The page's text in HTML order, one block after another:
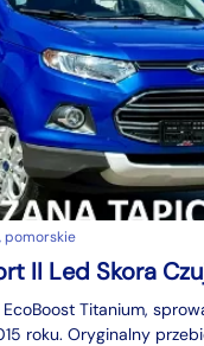
pomorskie
EcoBoost Titanium,
roku. Oryginalny